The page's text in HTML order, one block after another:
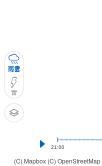
(C) Mapbox (C) OpenStreetMap
雨雲
雷
21:00